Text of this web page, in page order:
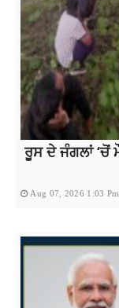
ਰੂਸ ਦੇ ਜੰਗਲਾਂ
Aug 07, 2026 1:03 Pm